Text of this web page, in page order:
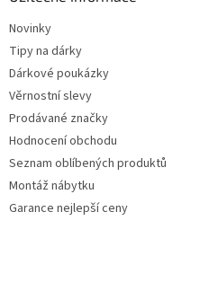
Novinky
Tipy na dárky
Dárkové poukázky
Věrnostní slevy
Prodávané značky
Hodnocení obchodu
Seznam oblíbených produktů
Montáž nábytku
Garance nejlepší ceny